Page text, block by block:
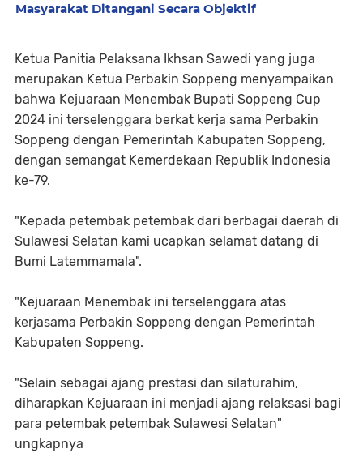
Masyarakat Ditangani Secara Objektif
Ketua Panitia Pelaksana Ikhsan Sawedi yang juga
merupakan Ketua Perbakin Soppeng menyampaikan
bahwa Kejuaraan Menembak Bupati Soppeng Cup
2024 ini terselenggara berkat kerja sama Perbakin
Soppeng dengan Pemerintah Kabupaten Soppeng,
dengan semangat Kemerdekaan Republik Indonesia
ke-79.
"Kepada petembak petembak dari berbagai daerah di
Sulawesi Selatan kami ucapkan selamat datang di
Bumi Latemmamala".
"Kejuaraan Menembak ini terselenggara atas
kerjasama Perbakin Soppeng dengan Pemerintah
Kabupaten Soppeng.
"Selain sebagai ajang prestasi dan silaturahim,
diharapkan Kejuaraan ini menjadi ajang relaksasi bagi
para petembak petembak Sulawesi Selatan"
ungkapnya